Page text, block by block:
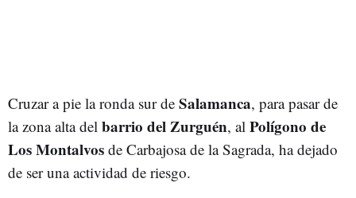
Cruzar a pie la ronda sur de Salamanca, para pasar de
la zona alta del barrio del Zurguén, al Polígono de
Los Montalvos de Carbajosa de la Sagrada, ha dejado
de ser una actividad de riesgo.